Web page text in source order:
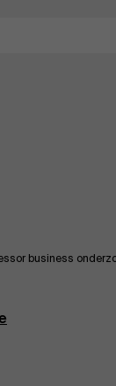
business